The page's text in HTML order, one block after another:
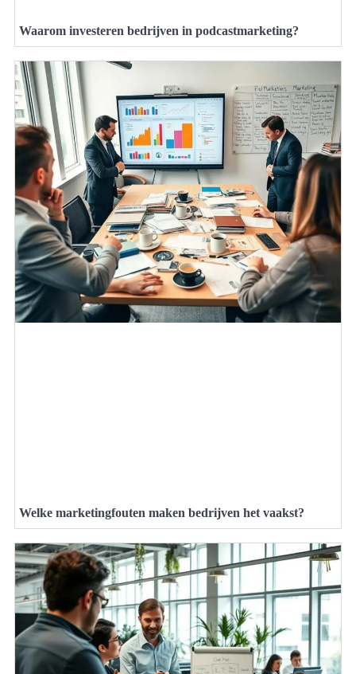
Waarom investeren bedrijven in podcastmarketing?
Welke marketingfouten maken bedrijven het vaakst?